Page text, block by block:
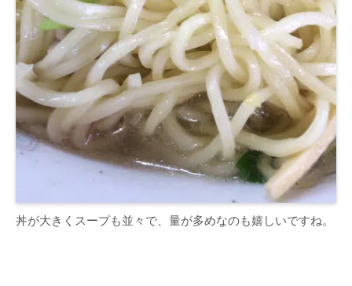
丼が大きくスープも並々で、量が多めなのも嬉しいですね。